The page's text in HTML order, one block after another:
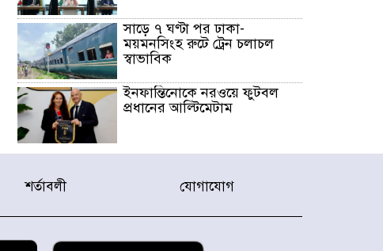
সাড়ে ৭ ঘণ্টা পর ঢাকা-
ময়মনসিংহ রুটে ট্রেন চলাচল
স্বাভাবিক
ইনফান্তিনোকে নরওয়ে ফুটবল
প্রধানের আল্টিমেটাম
দেশে ভারি বৃষ্টির সতর্কবার্তা, ১০
৫৩ নং ওয়ার্ডের সড়কে নেমপ্লেট
শর্তাবলী যোগাযোগ